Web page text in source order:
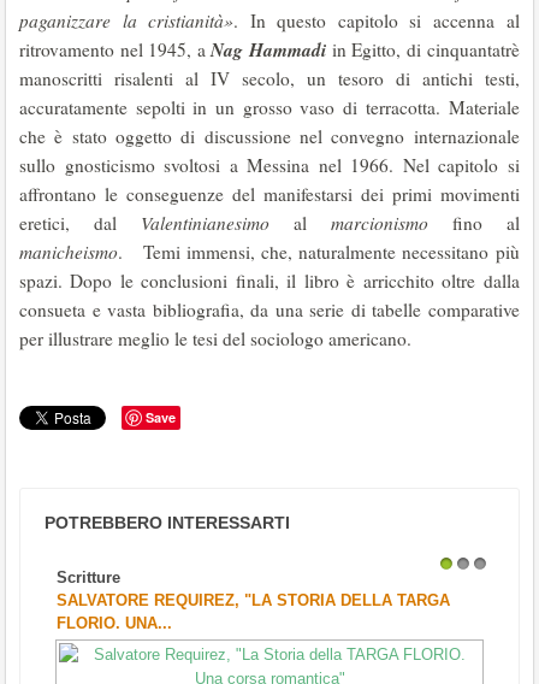
paganizzare la cristianità». In questo capitolo si accenna al
ritrovamento nel 1945, aNag Hammadi in Egitto, di cinquantatrè
manoscritti risalenti al IV secolo, un tesoro di antichi testi,
accuratamente sepolti in un grosso vaso di terracotta. Materiale
che è stato oggetto di discussione nel convegno internazionale
sullo gnosticismo svoltosi a Messina nel 1966. Nel capitolo si
affrontano le conseguenze del manifestarsi dei primi movimenti
eretici, dal Valentinianesimo al marcionismo fino al
manicheismo. Temi immensi, che, naturalmente necessitano più
spazi. Dopo le conclusioni finali, il libro è arricchito oltre dalla
consueta e vasta bibliografia, da una serie di tabelle comparative
per illustrare meglio le tesi del sociologo americano.
Save
POTREBBERO INTERESSARTI
Scritture
SALVATORE REQUIREZ, "LA STORIA DELLA TARGA
FLORIO. UNA...